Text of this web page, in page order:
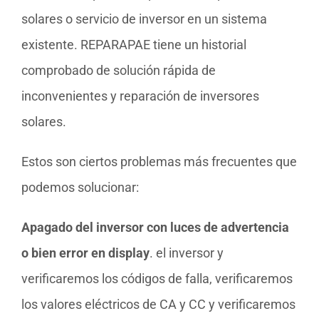
solares o servicio de inversor en un sistema
existente. REPARAPAE tiene un historial
comprobado de solución rápida de
inconvenientes y reparación de inversores
solares.
Estos son ciertos problemas más frecuentes que
podemos solucionar:
Apagado del inversor con luces de advertencia
o bien error en display. el inversor y
verificaremos los códigos de falla, verificaremos
los valores eléctricos de CA y CC y verificaremos